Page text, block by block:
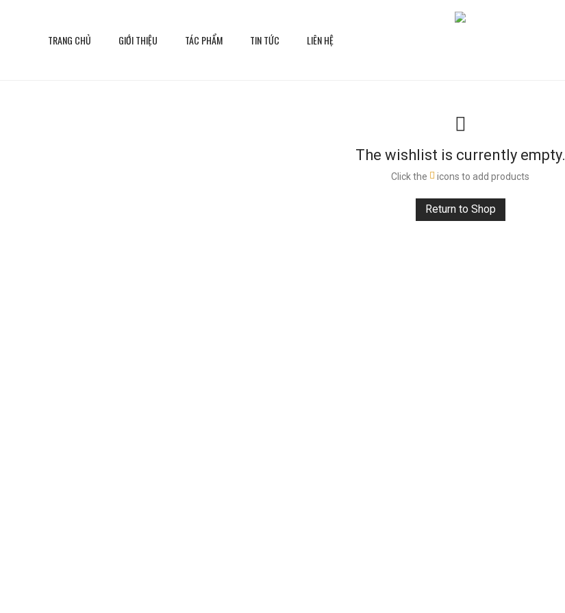
TRANG CHỦ GIỚI THIỆU TÁC PHẨM TIN TỨC LIÊN HỆ
The wishlist is currently empty.
Click the icons to add products
Return to Shop